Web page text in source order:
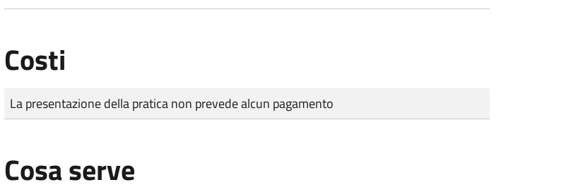
Costi
Tipo di pagamento
Importo
La presentazione della pratica non prevede alcun pagamento
Cosa serve